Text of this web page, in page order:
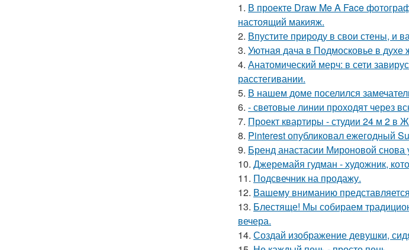
1. В проекте Draw Me A Face
настоящий макияж.
2. Впустите природу в свои стены, и
3. Уютная дача в Подмосковье в
4. Анатомический мерч: в сети
расстегивании.
5. В нашем доме поселился
6. - световые линии проходят через
7. Проект квартиры - студии 24 м 2 в
8. Pinterest опубликовал ежегодный
9. Бренд анастасии Мироновой
10. Джеремайя гудман - художник,
11. Подсвечник на продажу.
12. Вашему вниманию
13. Блестяще! Мы собираем
вечера.
14. Создай изображение девушки,